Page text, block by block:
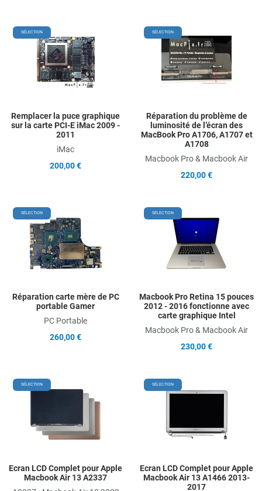
SÉLECTION Add to Wishlist
Add to Compare
Quick View
Remplacer la puce graphique
sur la carte PCI-E iMac 2009 -
2011
iMac
200,00 €
SÉLECTION
Réparation du problème de
luminosité de l’écran des
MacBook Pro A1706, A1707 et
A1708
Macbook Pro & Macbook Air
220,00 €
SÉLECTION Add to Wishlist
Add to Compare
Réparation carte mère de PC
portable Gamer
PC Portable
260,00 €
SÉLECTION
Macbook Pro Retina 15 pouces
2012 - 2016 fonctionne avec
carte graphique Intel
Macbook Pro & Macbook Air
230,00 €
SÉLECTION Add to Wishlist
Ecran LCD Complet pour Apple
Macbook Air 13 A2337
SÉLECTION
Ecran LCD Complet pour Apple
Macbook Air 13 A1466 2013-
2017